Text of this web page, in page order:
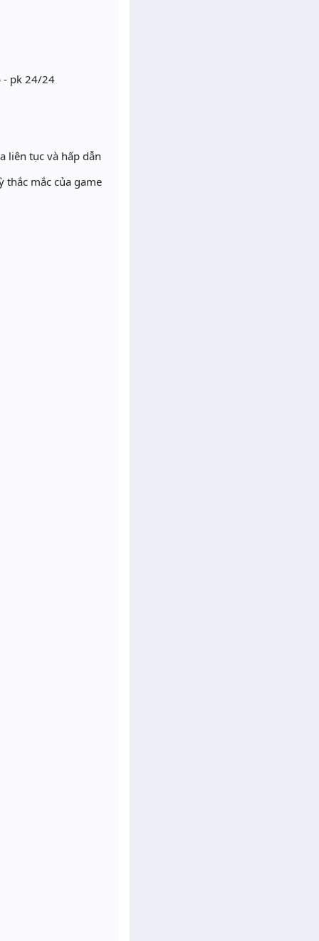
- pk 24/24
liên tục và hấp dẫn
thắc mắc của game